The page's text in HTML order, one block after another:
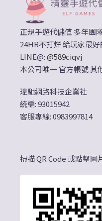
正規手遊代儲值 多年團
24HR不打烊 給玩家最
LINE@:@589ciqvj
本公司唯一 官方帳號 其
瑋馳網路科技企業社
統編: 93015942
客服專線: 0983997814
掃描 QR Code 或點擊圖